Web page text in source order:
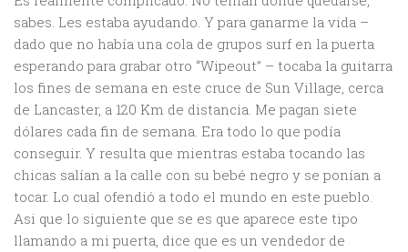
sabes. Les estaba ayudando. Y para ganarme la vida –
dado que no había una cola de grupos surf en la puerta
esperando para grabar otro “Wipeout” – tocaba la guitarra
los fines de semana en este cruce de Sun Village, cerca
de Lancaster, a 120 Km de distancia. Me pagan siete
dólares cada fin de semana. Era todo lo que podía
conseguir. Y resulta que mientras estaba tocando las
chicas salían a la calle con su bebé negro y se ponían a
tocar. Lo cual ofendió a todo el mundo en este pueblo.
Asi que lo siguiente que se es que aparece este tipo
llamando a mi puerta, dice que es un vendedor de